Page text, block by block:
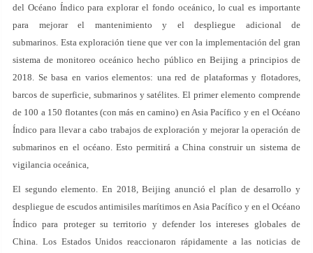
del Océano Índico para explorar el fondo oceánico, lo cual es importante
para mejorar el mantenimiento y el despliegue adicional de
submarinos. Esta exploración tiene que ver con la implementación del gran
sistema de monitoreo oceánico hecho público en Beijing a principios de
2018. Se basa en varios elementos: una red de plataformas y flotadores,
barcos de superficie, submarinos y satélites. El primer elemento comprende
de 100 a 150 flotantes (con más en camino) en Asia Pacífico y en el Océano
Índico para llevar a cabo trabajos de exploración y mejorar la operación de
submarinos en el océano. Esto permitirá a China construir un sistema de
vigilancia oceánica,
El segundo elemento. En 2018, Beijing anunció el plan de desarrollo y
despliegue de escudos antimisiles marítimos en Asia Pacífico y en el Océano
Índico para proteger su territorio y defender los intereses globales de
China. Los Estados Unidos reaccionaron rápidamente a las noticias de